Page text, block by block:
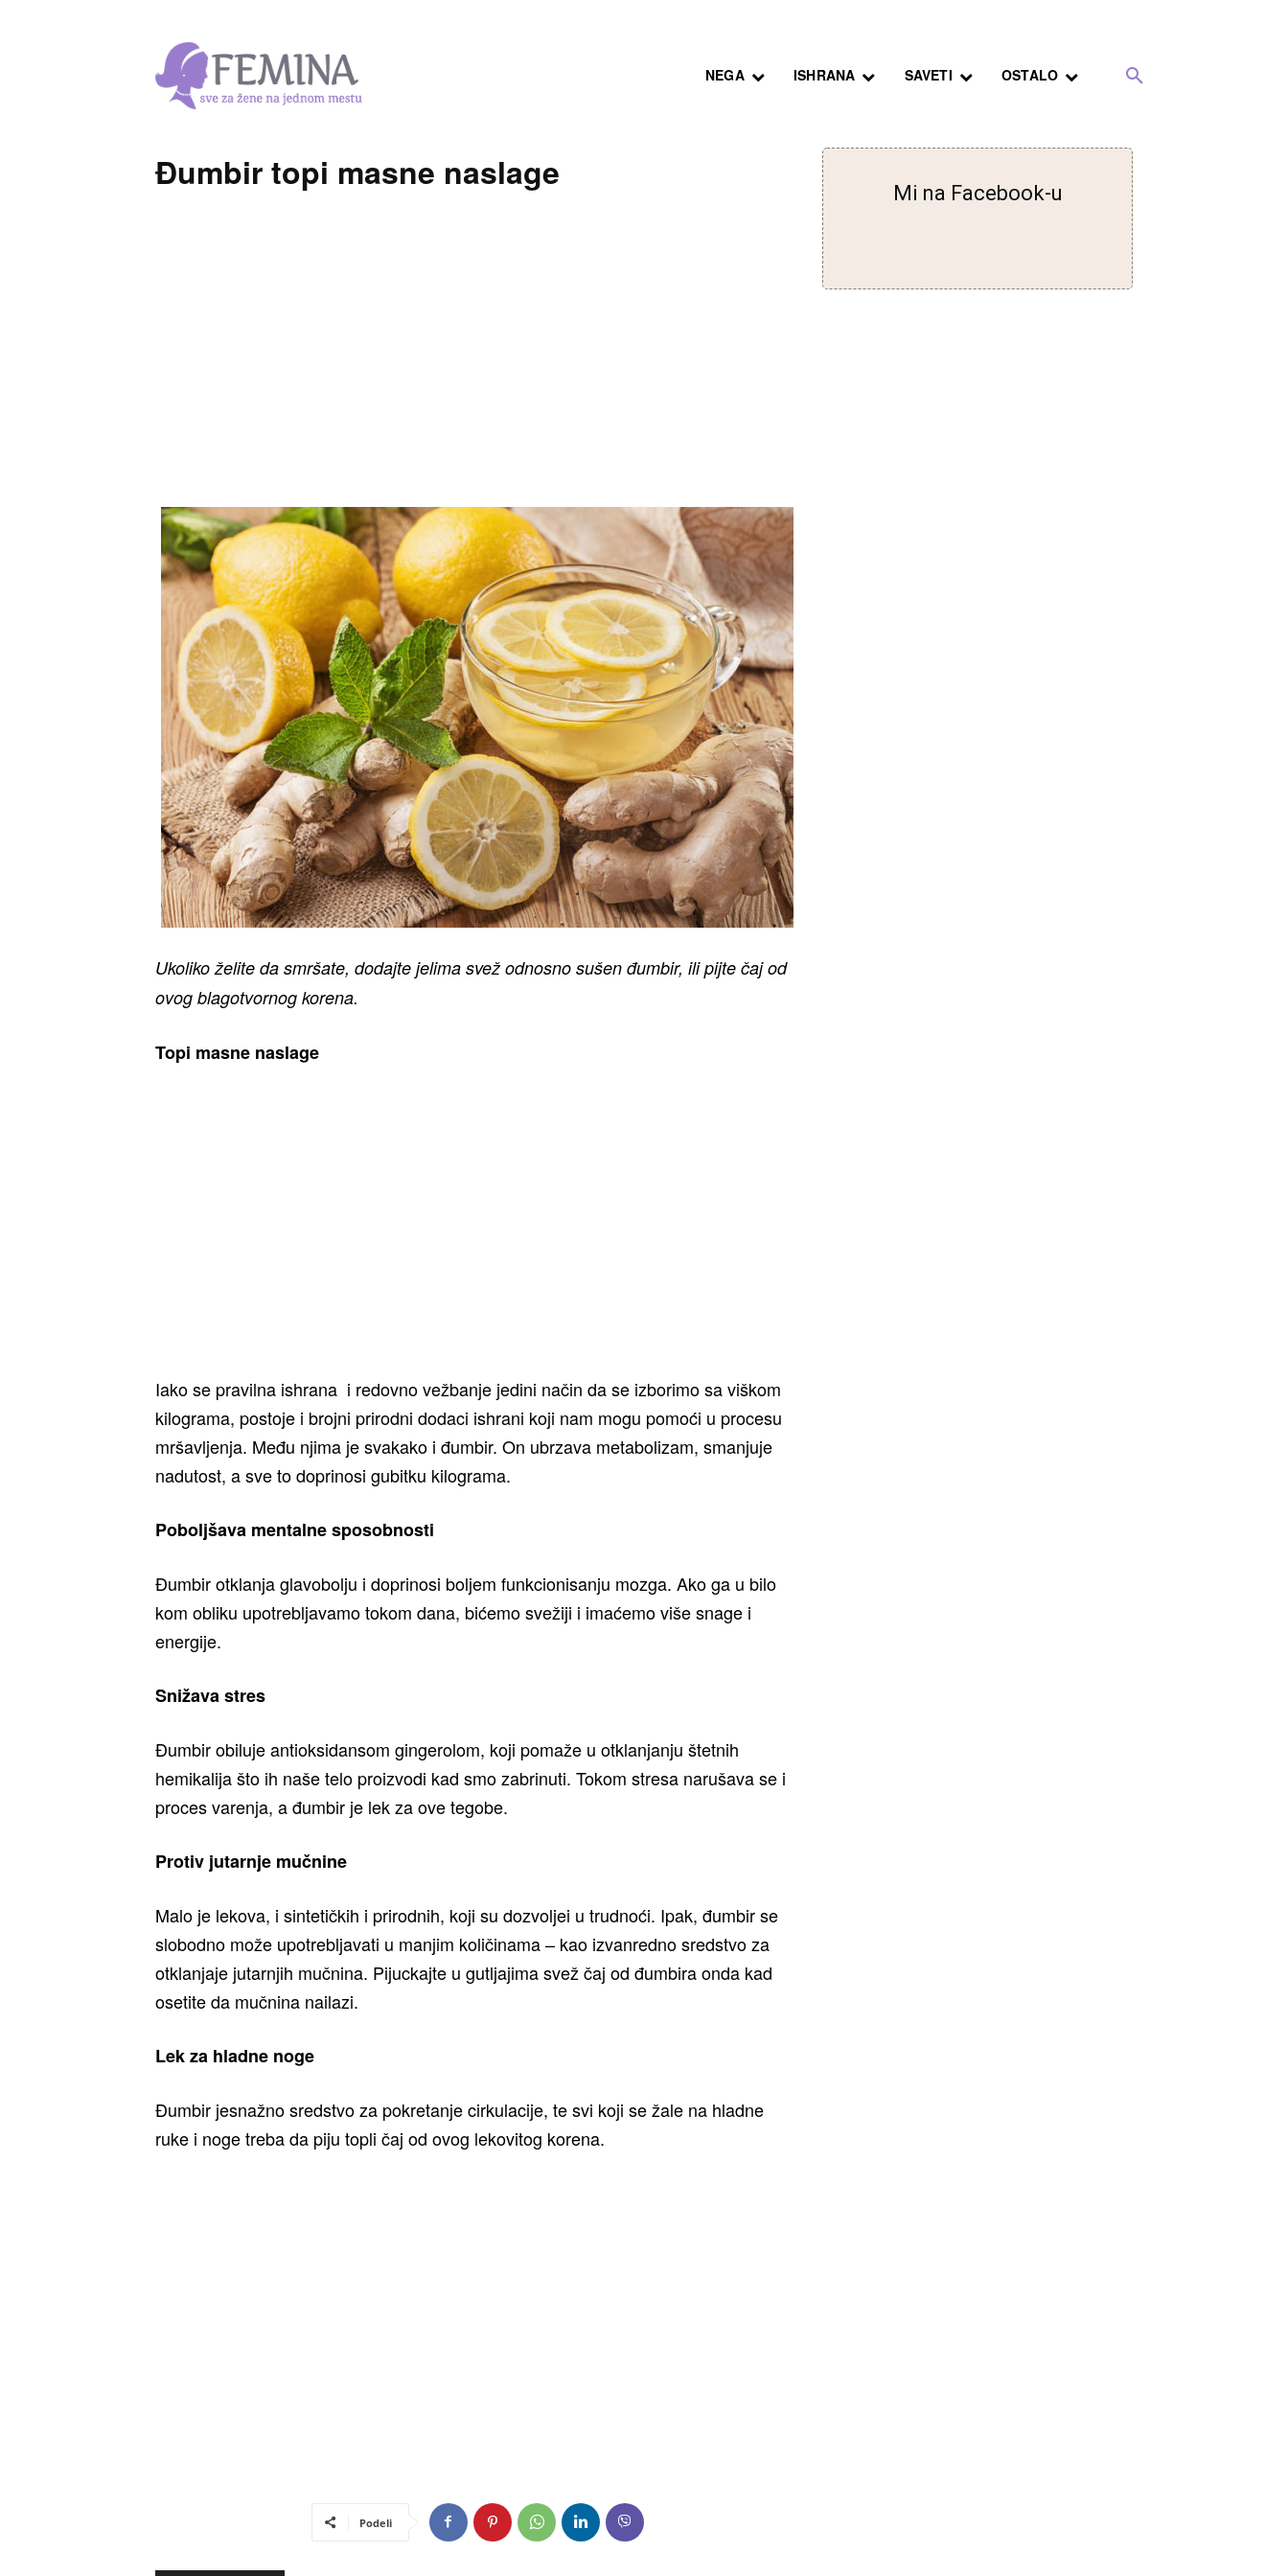
NEGA ISHRANA SAVETI OSTALO
Đumbir topi masne naslage
Ukoliko želite da smršate, dodajte jelima svež odnosno sušen đumbir, ili pijte čaj od
ovog blagotvornog korena.
Topi masne naslage
Iako se pravilna ishrana i redovno vežbanje jedini način da se izborimo sa viškom
kilograma, postoje i brojni prirodni dodaci ishrani koji nam mogu pomoći u procesu
mršavljenja. Među njima je svakako i đumbir. On ubrzava metabolizam, smanjuje
nadutost, a sve to doprinosi gubitku kilograma.
Poboljšava mentalne sposobnosti
Đumbir otklanja glavobolju i doprinosi boljem funkcionisanju mozga. Ako ga u bilo
kom obliku upotrebljavamo tokom dana, bićemo svežiji i imaćemo više snage i
energije.
Snižava stres
Đumbir obiluje antioksidansom gingerolom, koji pomaže u otklanjanju štetnih
hemikalija što ih naše telo proizvodi kad smo zabrinuti. Tokom stresa narušava se i
proces varenja, a đumbir je lek za ove tegobe.
Protiv jutarnje mučnine
Malo je lekova, i sintetičkih i prirodnih, koji su dozvoljei u trudnoći. Ipak, đumbir se
slobodno može upotrebljavati u manjim količinama – kao izvanredno sredstvo za
otklanjaje jutarnjih mučnina. Pijuckajte u gutljajima svež čaj od đumbira onda kad
osetite da mučnina nailazi.
Lek za hladne noge
Đumbir jesnažno sredstvo za pokretanje cirkulacije, te svi koji se žale na hladne
ruke i noge treba da piju topli čaj od ovog lekovitog korena.
Podeli
Mi na Facebook-u